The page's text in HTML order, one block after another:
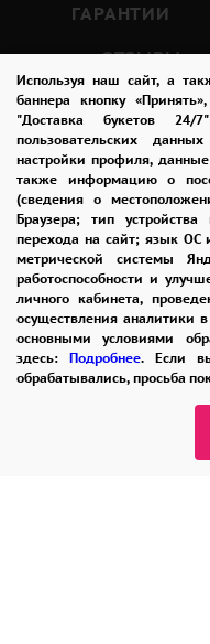
Используя наш сайт, а
баннера кнопку
"Доставка букетов
пользовательских
настройки профиля,
также информацию о
(сведения о
Браузера; тип
перехода на сайт; язык ОС
метрической системы
работоспособности и
личного кабинета,
осуществления аналитики
основными условиями
здесь: Подробнее. Если
обрабатывались, просьба
ГАРАНТИИ
ОТЗЫВЫ
8
ул.